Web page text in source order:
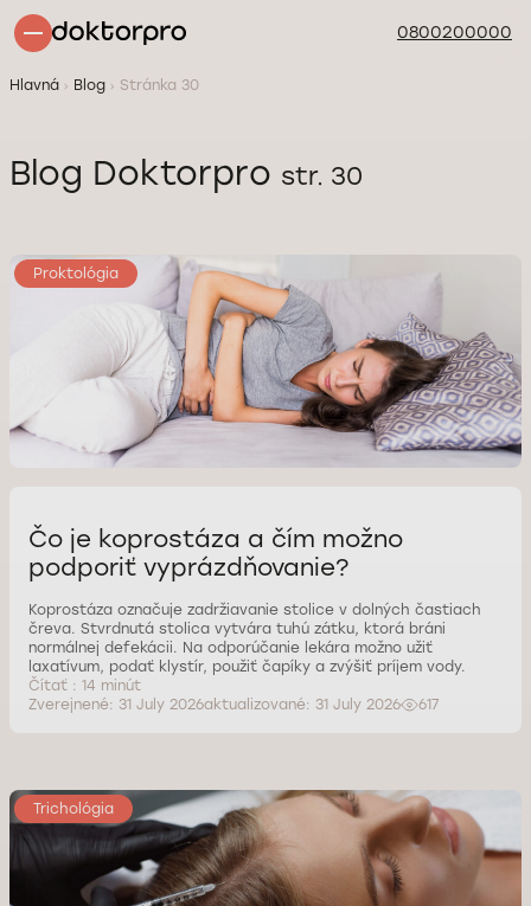
0800200000
Hlavná Blog Stránka 30
Blog Doktorpro str. 30
Proktológia
Čo je koprostáza a čím možno
podporiť vyprázdňovanie?
Koprostáza označuje zadržiavanie stolice v dolných častiach
čreva. Stvrdnutá stolica vytvára tuhú zátku, ktorá bráni
normálnej defekácii. Na odporúčanie lekára možno užiť
laxatívum, podať klystír, použiť čapíky a zvýšiť príjem vody.
Čítať : 14 minút
Zverejnené: 31 July 2026aktualizované: 31 July 2026 617
Trichológia